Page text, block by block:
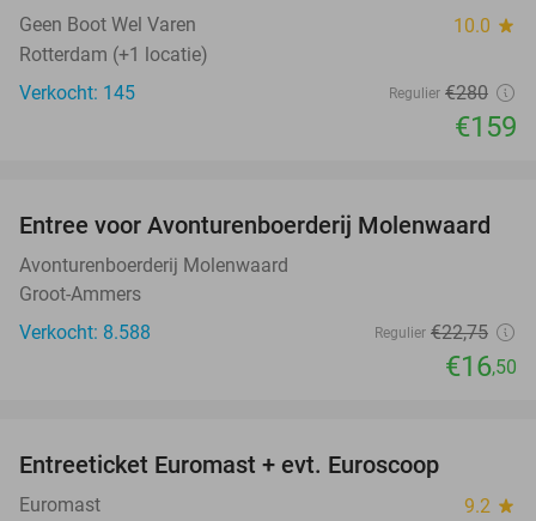
Geen Boot Wel Varen 10.0 star
Rotterdam (+1 locatie)
Verkocht: 145
Regulier €280
€159
27%
Entree voor Avonturenboerderij Molenwaard
Avonturenboerderij Molenwaard
Groot-Ammers
Verkocht: 8.588
Regulier €22,75
€16,50
Entreeticket Euromast + evt. Euroscoop
Euromast 9.2 star